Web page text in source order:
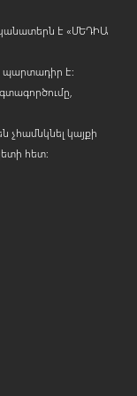
է «ՄԵԴԻԱ
պարտադիր է:
չհամնկնել կայքի
հետ: